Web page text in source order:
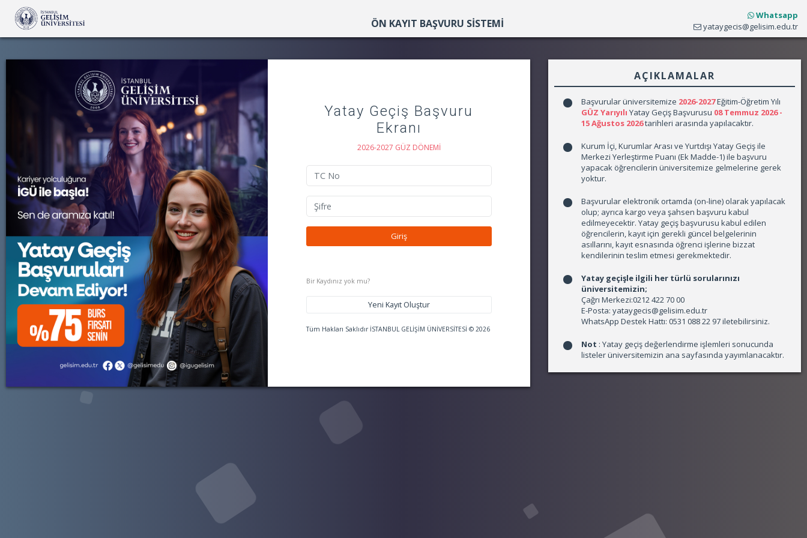
ÖN KAYIT BAŞVURU SİSTEMİ
Whatsapp
yataygecis@gelisim.edu.tr
Yatay Geçiş Başvuru
Ekranı
2026-2027 GÜZ DÖNEMİ
Giriş
Bir Kaydınız yok mu?
Yeni Kayıt Oluştur
Tüm Hakları Saklıdır İSTANBUL GELİŞİM ÜNİVERSİTESİ © 2026
AÇIKLAMALAR
Başvurular üniversitemize 2026-2027Eğitim-Öğretim Yılı
GÜZ Yarıyılı Yatay Geçiş Başvurusu 08 Temmuz 2026 -
15 Ağustos 2026tarihleri arasında yapılacaktır.
Kurum İçi, Kurumlar Arası ve Yurtdışı Yatay Geçiş ile
Merkezi Yerleştirme Puanı (Ek Madde-1) ile başvuru
yapacak öğrencilerin üniversitemize gelmelerine gerek
yoktur.
Başvurular elektronik ortamda (on-line) olarak yapılacak
olup; ayrıca kargo veya şahsen başvuru kabul
edilmeyecektir. Yatay geçiş başvurusu kabul edilen
öğrencilerin, kayıt için gerekli güncel belgelerinin
asıllarını, kayıt esnasında öğrenci işlerine bizzat
kendilerinin teslim etmesi gerekmektedir.
Yatay geçişle ilgili her türlü sorularınızı
üniversitemizin;
Çağrı Merkezi:0212 422 70 00
E-Posta: yataygecis@gelisim.edu.tr
WhatsApp Destek Hattı: 0531 088 22 97 iletebilirsiniz.
Not : Yatay geçiş değerlendirme işlemleri sonucunda
listeler üniversitemizin ana sayfasında yayımlanacaktır.